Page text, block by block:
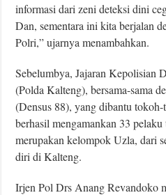
informasi dari zeni deteksi dini
Dan, sementara ini kita berjalan
Polri,” ujarnya menambahkan.
Sebelumbya, Jajaran Kepolisian
(Polda Kalteng), bersama-sama
(Densus 88), yang dibantu
berhasil mengamankan 33
merupakan kelompok Uzla, dari
diri di Kalteng.
Irjen Pol Drs Anang Revandoko